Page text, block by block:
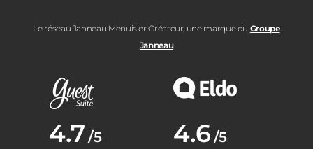
Le réseau Janneau Menuisier Créateur, une marque du Groupe
Janneau
Note moyenne :
4.7 /5
Note moyenne :
4.6 /5